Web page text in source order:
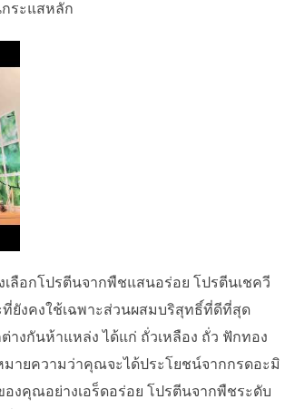
ระแสหลัก
ลือกโปรตีนจากพืชแสนอร่อย โปรตีนเชควี
ยังคงใช้เฉพาะส่วนผสมบริสุทธิ์ที่ดีที่สุด
งกันห้าแหล่ง ได้แก่ ถั่วเหลือง ถั่ว ฟักทอง
ายความว่าคุณจะได้ประโยชน์จากกรดอะมิ
งคุณอย่างเอร็ดอร่อย โปรตีนจากพืชระดับ